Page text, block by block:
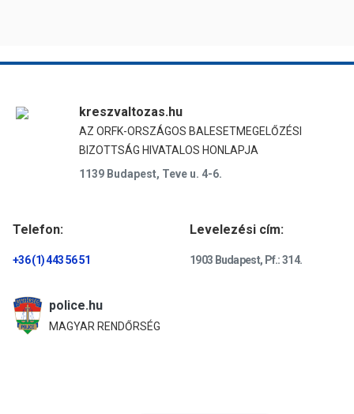
kreszvaltozas.hu
AZ ORFK-ORSZÁGOS BALESETMEGELŐZÉSI
BIZOTTSÁG HIVATALOS HONLAPJA
1139 Budapest, Teve u. 4-6.
Telefon:
+36 (1) 443 56 51
Levelezési cím:
1903 Budapest, Pf.: 314.
police.hu
MAGYAR RENDŐRSÉG